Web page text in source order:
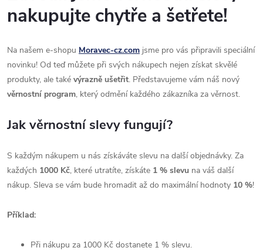
nakupujte chytře a šetřete!
Na našem e-shopu Moravec-cz.com jsme pro vás připravili speciální
novinku! Od teď můžete při svých nákupech nejen získat skvělé
produkty, ale také výrazně ušetřit. Představujeme vám náš nový
věrnostní program, který odmění každého zákazníka za věrnost.
Jak věrnostní slevy fungují?
S každým nákupem u nás získáváte slevu na další objednávky. Za
každých 1000 Kč, které utratíte, získáte 1 % slevu na váš další
nákup. Sleva se vám bude hromadit až do maximální hodnoty 10 %!
Příklad:
Při nákupu za 1000 Kč dostanete 1 % slevu.